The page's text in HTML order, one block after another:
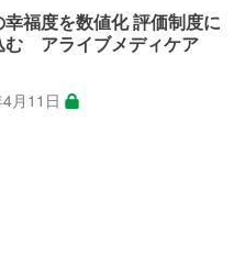
幸福度を数値化 評価制度に
む アライブメディケア
4月11日